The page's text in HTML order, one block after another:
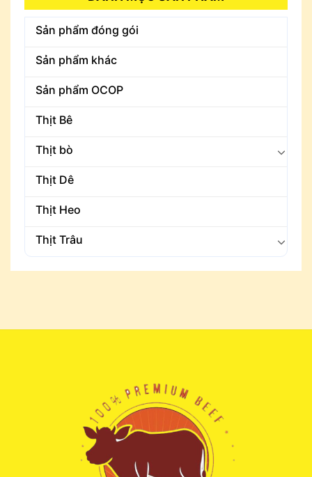
Sản phẩm đóng gói
Sản phẩm khác
Sản phẩm OCOP
Thịt Bê
Thịt bò
Thịt Dê
Thịt Heo
Thịt Trâu